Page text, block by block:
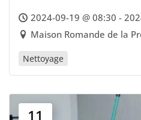
2024-09-19 @ 08:30 -
Maison Romande de la
Nettoyage
11